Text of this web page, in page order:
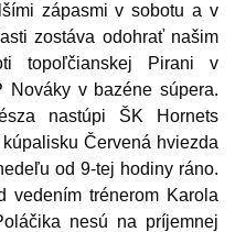
zápasmi v sobotu a v
zostáva odohrať našim
topoľčianskej Pirani v
Nováky v bazéne súpera.
nastúpi ŠK Hornets
Červená hviezda
od 9-tej hodiny ráno.
vedením trénerom Karola
nesú na príjemnej